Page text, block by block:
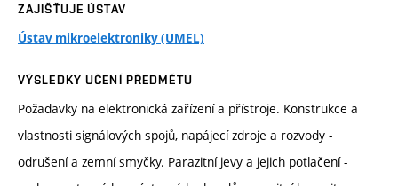
ZAJIŠŤUJE ÚSTAV
Ústav mikroelektroniky (UMEL)
VÝSLEDKY UČENÍ PŘEDMĚTU
Požadavky na elektronická zařízení a přístroje. Konstrukce a
vlastnosti signálových spojů, napájecí zdroje a rozvody -
odrušení a zemní smyčky. Parazitní jevy a jejich potlačení -